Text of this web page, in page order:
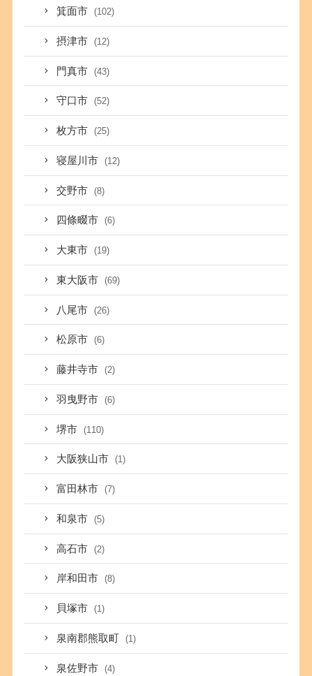
箕面市 (102)
摂津市 (12)
門真市 (43)
守口市 (52)
枚方市 (25)
寝屋川市 (12)
交野市 (8)
四條畷市 (6)
大東市 (19)
東大阪市 (69)
八尾市 (26)
松原市 (6)
藤井寺市 (2)
羽曳野市 (6)
堺市 (110)
大阪狭山市 (1)
富田林市 (7)
和泉市 (5)
高石市 (2)
岸和田市 (8)
貝塚市 (1)
泉南郡熊取町 (1)
泉佐野市 (4)